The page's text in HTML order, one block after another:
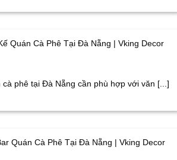
Quán Cà Phê Tại Đà Nẵng | Vking Decor
phê tại Đà Nẵng cần phù hợp với văn [...]
Quán Cà Phê Tại Đà Nẵng | Vking Decor